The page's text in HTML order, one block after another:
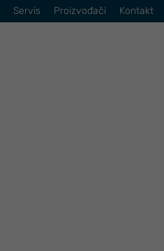
Servis Proizvođači Kontakt